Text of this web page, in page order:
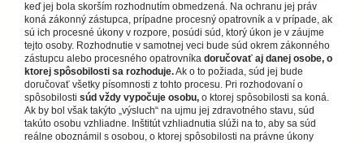
keď jej bola skorším rozhodnutím obmedzená. Na ochranu jej práv
koná zákonný zástupca, prípadne procesný opatrovník a v prípade, ak
sú ich procesné úkony v rozpore, posúdi súd, ktorý úkon je v záujme
tejto osoby. Rozhodnutie v samotnej veci bude súd okrem zákonného
zástupcu alebo procesného opatrovníka doručovať aj danej osobe, o
ktorej spôsobilosti sa rozhoduje.Ak o to požiada, súd jej bude
doručovať všetky písomnosti z tohto procesu. Pri rozhodovaní o
spôsobilosti súd vždy vypočuje osobu, o ktorej spôsobilosti sa koná.
Ak by bol však takýto „výsluch“ na ujmu jej zdravotného stavu, súd
takúto osobu vzhliadne. Inštitút vzhliadnutia slúži na to, aby sa súd
reálne oboznámil s osobou, o ktorej spôsobilosti na právne úkony